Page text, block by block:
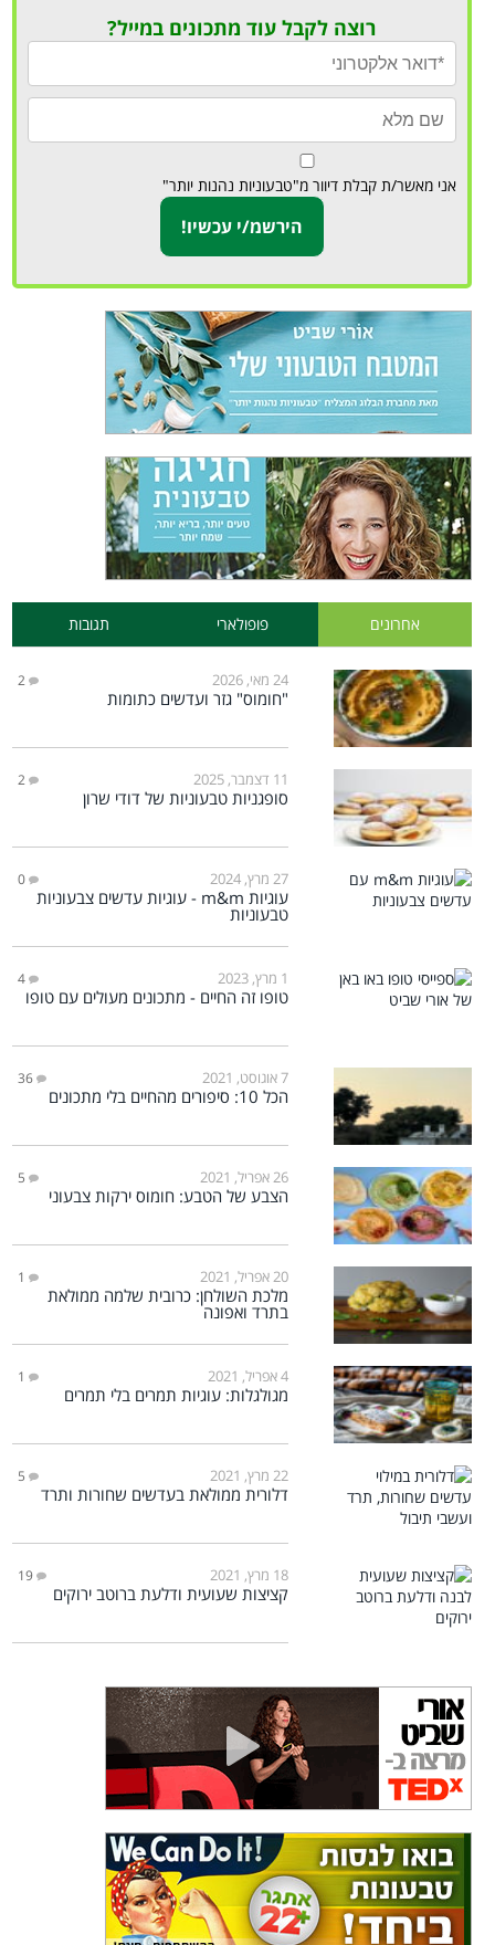
רוצה לקבל עוד מתכונים במייל?
אני מאשר/ת קבלת דיוור מ"טבעוניות נהנות יותר"
אחרונים פופולארי תגובות
24 מאי, 2026 2
"חומוס" גזר ועדשים כתומות
11 דצמבר, 2025 2
סופגניות טבעוניות של דודי שרון
27 מרץ, 2024 0
עוגיות m&m - עוגיות עדשים צבעוניות
טבעוניות
1 מרץ, 2023 4
טופו זה החיים - מתכונים מעולים עם טופו
7 אוגוסט, 2021 36
הכל 10: סיפורים מהחיים בלי מתכונים
26 אפריל, 2021 5
הצבע של הטבע: חומוס ירקות צבעוני
20 אפריל, 2021 1
מלכת השולחן: כרובית שלמה ממולאת
בתרד ואפונה
4 אפריל, 2021 1
מגולגלות: עוגיות תמרים בלי תמרים
22 מרץ, 2021 5
דלורית ממולאת בעדשים שחורות ותרד
18 מרץ, 2021 19
קציצות שעועית ודלעת ברוטב ירוקים